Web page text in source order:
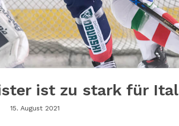
ist zu stark für
15. August 2021